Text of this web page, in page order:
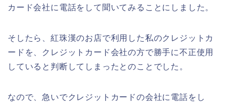
カード会社に電話をして聞いてみることにしました。
そしたら、紅珠漢のお店で利用した私のクレジットカ
ードを、クレジットカード会社の方で勝手に不正使用
していると判断してしまったとのことでした。
なので、急いでクレジットカードの会社に電話をし